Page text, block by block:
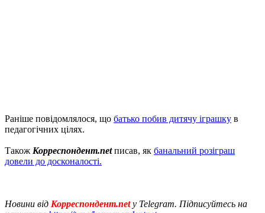
Раніше повідомлялося, що батько побив дитячу іграшку в
педагогічних цілях.
Також Корреспондент.netписав, як банальний розіграш
довели до досконалості.
Новини від Корреспондент.net у Telegram. Підписуйтесь на